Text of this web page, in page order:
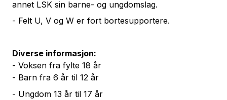
annet LSK sin barne- og ungdomslag.
- Felt U, V og W er fort bortesupportere.
Diverse informasjon:
- Voksen fra fylte 18 år
- Barn fra 6 år til 12 år
- Ungdom 13 år til 17 år